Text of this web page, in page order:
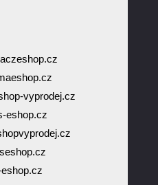
vyprodej.cz
eshop.cz